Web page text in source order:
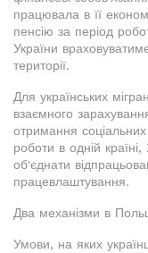
працювала в її
пенсію за період
України
території.
Для українських
взаємного
отримання
роботи в одній
об'єднати
працевлаштування.
Два механізми в
Умови, на яких